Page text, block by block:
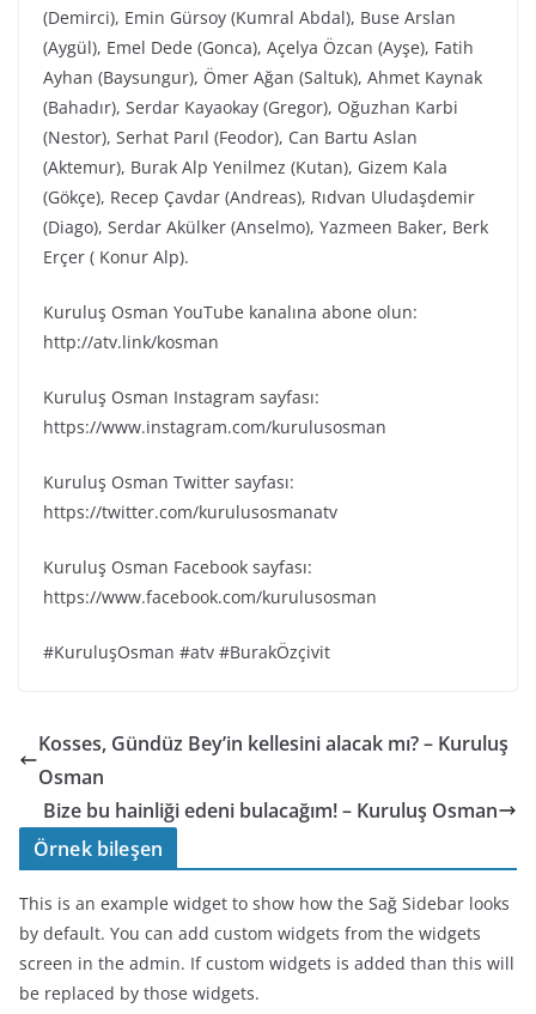
(Demirci), Emin Gürsoy (Kumral Abdal), Buse Arslan
(Aygül), Emel Dede (Gonca), Açelya Özcan (Ayşe), Fatih
Ayhan (Baysungur), Ömer Ağan (Saltuk), Ahmet Kaynak
(Bahadır), Serdar Kayaokay (Gregor), Oğuzhan Karbi
(Nestor), Serhat Parıl (Feodor), Can Bartu Aslan
(Aktemur), Burak Alp Yenilmez (Kutan), Gizem Kala
(Gökçe), Recep Çavdar (Andreas), Rıdvan Uludaşdemir
(Diago), Serdar Akülker (Anselmo), Yazmeen Baker, Berk
Erçer ( Konur Alp).
Kuruluş Osman YouTube kanalına abone olun:
http://atv.link/kosman
Kuruluş Osman Instagram sayfası:
https://www.instagram.com/kurulusosman
Kuruluş Osman Twitter sayfası:
https://twitter.com/kurulusosmanatv
Kuruluş Osman Facebook sayfası:
https://www.facebook.com/kurulusosman
#KuruluşOsman #atv #BurakÖzçivit
Kosses, Gündüz Bey’in kellesini alacak mı? – Kuruluş
Osman
Bize bu hainliği edeni bulacağım! – Kuruluş Osman
Örnek bileşen
This is an example widget to show how the Sağ Sidebar looks
by default. You can add custom widgets from the widgets
screen in the admin. If custom widgets is added than this will
be replaced by those widgets.